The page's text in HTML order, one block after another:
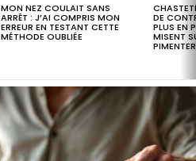
MON NEZ COULAIT SANS
ARRÊT : J’AI COMPRIS MON
ERREUR EN TESTANT CETTE
MÉTHODE OUBLIÉE
DE
PLUS EN
MISENT